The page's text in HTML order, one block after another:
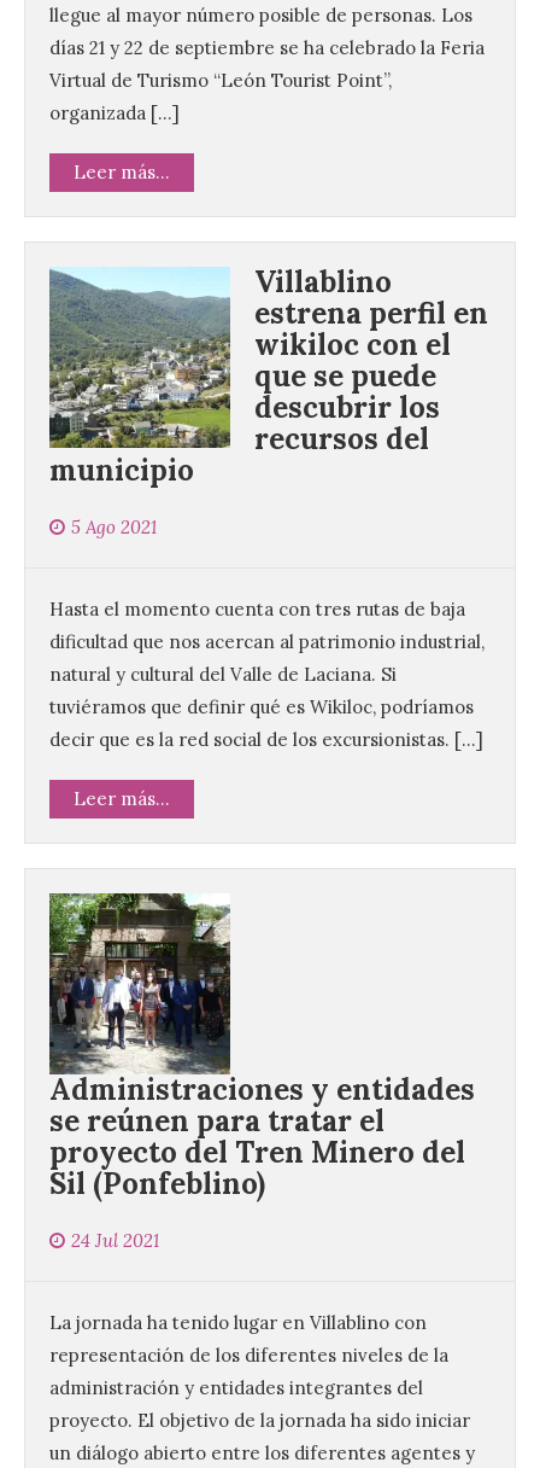
llegue al mayor número posible de personas. Los
días 21 y 22 de septiembre se ha celebrado la Feria
Virtual de Turismo “León Tourist Point”,
organizada […]
Leer más...
Villablino
estrena perfil en
wikiloc con el
que se puede
descubrir los
recursos del
municipio
5 Ago 2021
Hasta el momento cuenta con tres rutas de baja
dificultad que nos acercan al patrimonio industrial,
natural y cultural del Valle de Laciana. Si
tuviéramos que definir qué es Wikiloc, podríamos
decir que es la red social de los excursionistas. […]
Leer más...
Administraciones y entidades
se reúnen para tratar el
proyecto del Tren Minero del
Sil (Ponfeblino)
24 Jul 2021
La jornada ha tenido lugar en Villablino con
representación de los diferentes niveles de la
administración y entidades integrantes del
proyecto. El objetivo de la jornada ha sido iniciar
un diálogo abierto entre los diferentes agentes y